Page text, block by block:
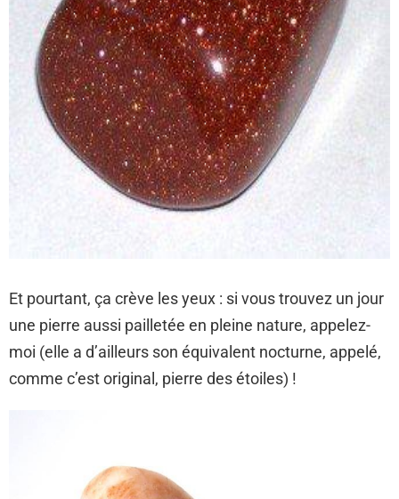
Et pourtant, ça crève les yeux : si vous trouvez un jour
une pierre aussi pailletée en pleine nature, appelez-
moi (elle a d’ailleurs son équivalent nocturne, appelé,
comme c’est original, pierre des étoiles) !